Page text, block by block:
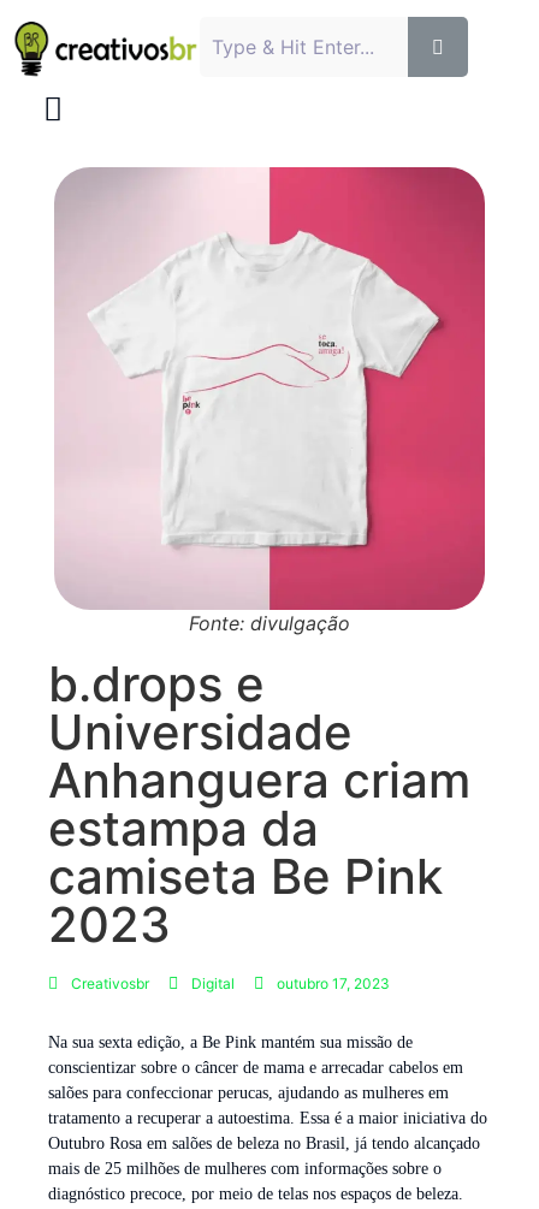
Fonte: divulgação
b.drops e
Universidade
Anhanguera criam
estampa da
camiseta Be Pink
2023
Creativosbr Digital outubro 17, 2023
Na sua sexta edição, a Be Pink mantém sua missão de
conscientizar sobre o câncer de mama e arrecadar cabelos em
salões para confeccionar perucas, ajudando as mulheres em
tratamento a recuperar a autoestima. Essa é a maior iniciativa do
Outubro Rosa em salões de beleza no Brasil, já tendo alcançado
mais de 25 milhões de mulheres com informações sobre o
diagnóstico precoce, por meio de telas nos espaços de beleza.